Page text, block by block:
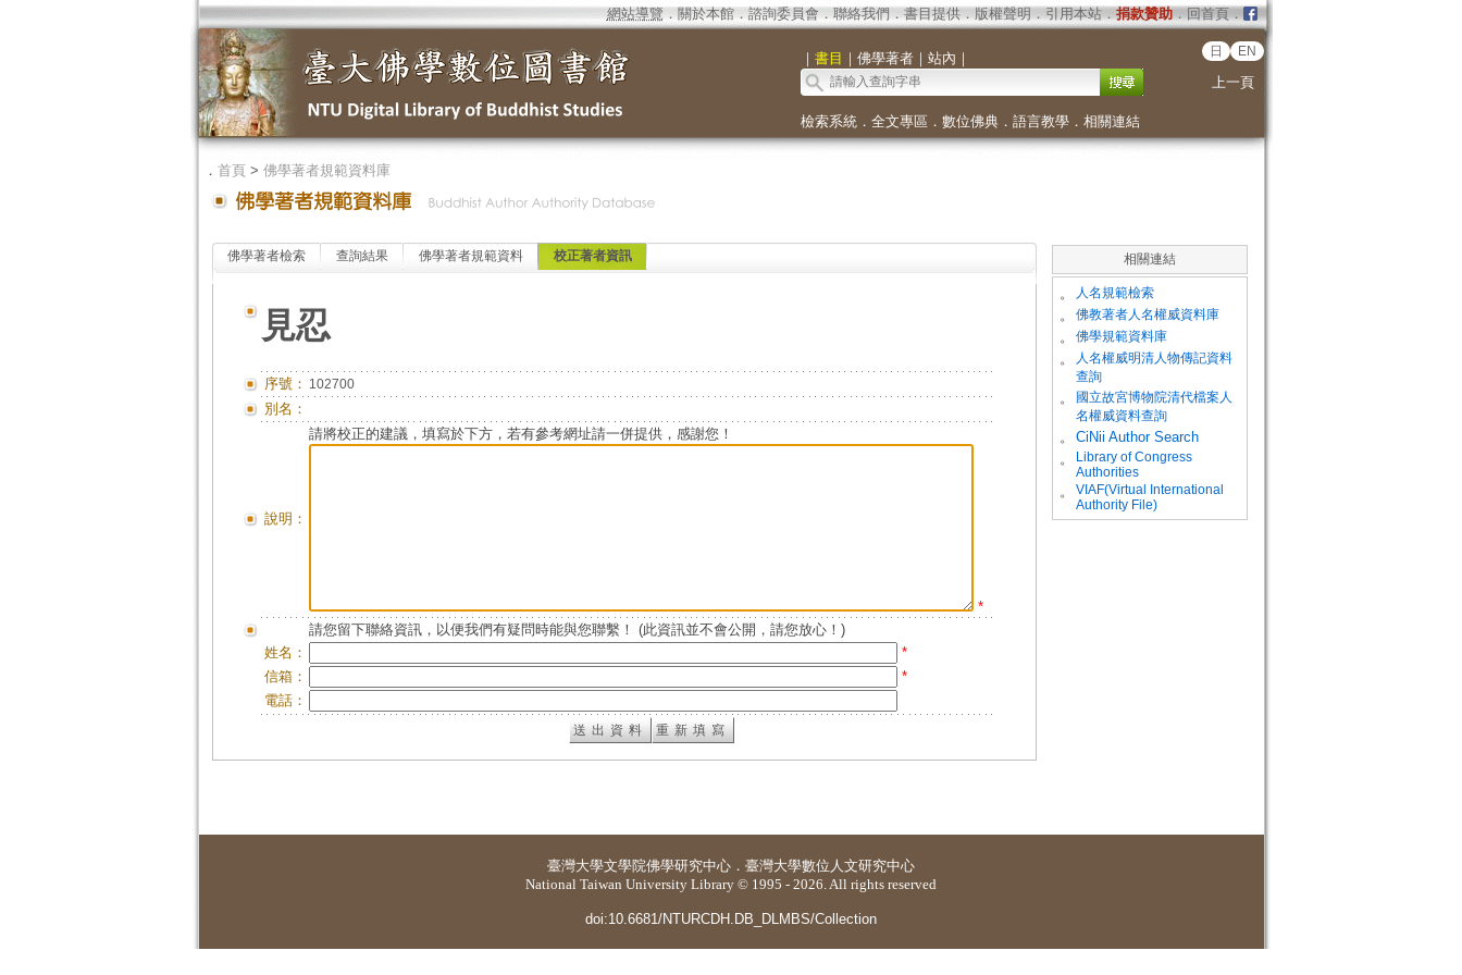
網站導覽 ． 關於本館． 諮詢委員會． 聯絡我們 ． 書目提供． 版權聲明 ． 引用本站． 捐款贊助．回首頁．
｜ 書目 ｜ 佛學著者｜ 站內 ｜ 日 EN
上一頁
檢索系統． 全文專區 ． 數位佛典． 語言教學． 相關連結
． 首頁> 佛學著者規範資料庫
佛學著者檢索 查詢結果 佛學著者規範資料 校正著者資訊
見忍
序號： 102700
別名：
說明：
請將校正的建議，填寫於下方，若有參考網址請一併提供，感謝您！
*
請您留下聯絡資訊，以便我們有疑問時能與您聯繫！ (此資訊並不會公開，請您放心！)
姓名：
*
信箱：
*
電話：
相關連結
。 人名規範檢索
。 佛教著者人名權威資料庫
。 佛學規範資料庫
。
人名權威明清人物傳記資料
查詢
。
國立故宮博物院清代檔案人
名權威資料查詢
。
CiNii Author Search
。
Library of Congress
Authorities
。
VIAF(Virtual International
Authority File)
臺灣大學文學院佛學研究中心 ． 臺灣大學數位人文研究中心
National Taiwan University Library © 1995 - 2026. All rights reserved
doi:10.6681/NTURCDH.DB_DLMBS/Collection